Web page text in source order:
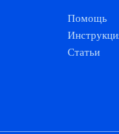
Помощь
Статьи